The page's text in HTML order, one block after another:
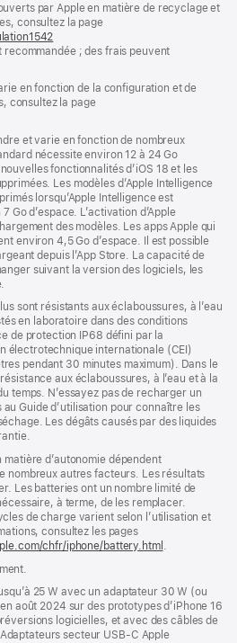
par Apple en matière de recyclage et
consultez la page
dans
fenêtre)
recommandée ; des frais peuvent
en fonction de la configuration et de
consultez la page
et varie en fonction de nombreux
nécessite environ 12 à 24 Go
fonctionnalités d’iOS 18 et les
Les modèles d’Apple Intelligence
lorsqu’Apple Intelligence est
Go d’espace. L’activation d’Apple
des modèles. Les apps Apple qui
environ 4,5 Go d’espace. Il est possible
depuis l’App Store. La capacité de
suivant la version des logiciels, les
sont résistants aux éclaboussures, à l’eau
en laboratoire dans des conditions
de protection IP68 défini par la
électrotechnique internationale (CEI)
pendant 30 minutes maximum). Dans le
aux éclaboussures, à l’eau et à la
temps. N’essayez pas de recharger un
Guide d’utilisation pour connaître les
Les dégâts causés par des liquides
d’autonomie dépendent
nombreux autres facteurs. Les résultats
Les batteries ont un nombre limité de
à terme, de les remplacer.
de charge varient selon l’utilisation et
consultez les pages
chfr/iphone/battery.html .
25 W avec un adaptateur 30 W (ou
août 2024 sur des prototypes d’iPhone 16
logicielles, et avec des câbles de
secteur USB‑C Apple